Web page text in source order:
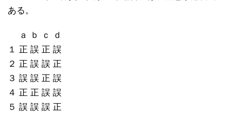
ある。
ａ ｂ ｃ ｄ
１ 正 誤 正 誤
２ 正 誤 誤 正
３ 誤 誤 正 誤
４ 正 正 誤 誤
５ 誤 誤 誤 正